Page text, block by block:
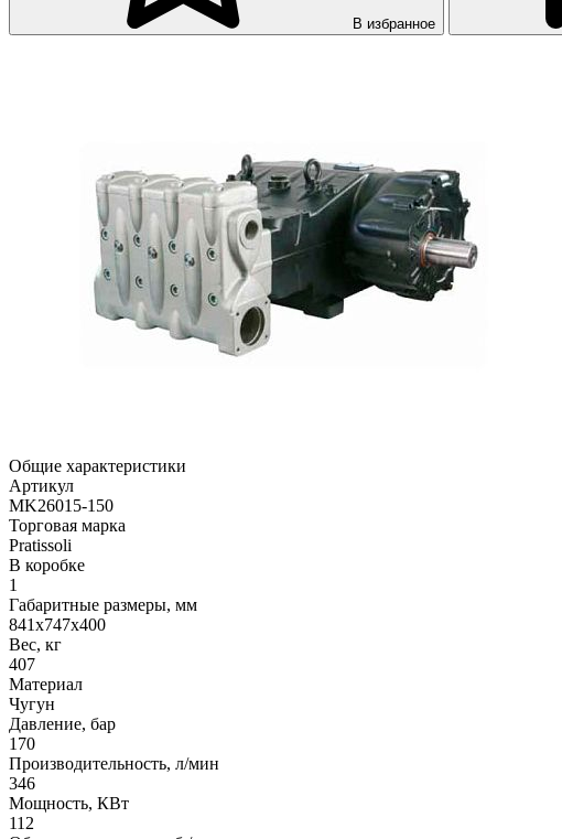
В избранное
Общие характеристики
Артикул
MK26015-150
Торговая марка
Pratissoli
В коробке
1
Габаритные размеры, мм
841x747x400
Вес, кг
407
Материал
Чугун
Давление, бар
170
Производительность, л/мин
346
Мощность, КВт
112